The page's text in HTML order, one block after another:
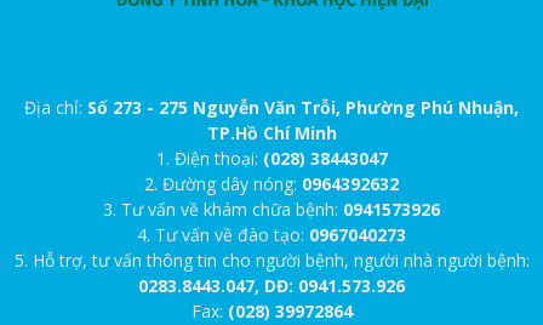
Địa chỉ: Số 273 - 275 Nguyễn Văn Trỗi, Phường Phú Nhuận,
TP.Hồ Chí Minh
1. Điện thoại: (028) 38443047
2. Đường dây nóng: 0964392632
3. Tư vấn về khám chữa bệnh: 0941573926
4. Tư vấn về đào tạo: 0967040273
5. Hỗ trợ, tư vấn thông tin cho người bệnh, người nhà người bệnh:
0283.8443.047, DĐ: 0941.573.926
Fax: (028) 39972864